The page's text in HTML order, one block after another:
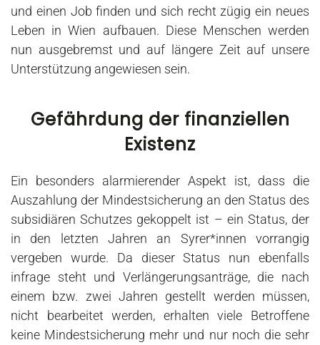
und einen Job finden und sich recht zügig ein neues
Leben in Wien aufbauen. Diese Menschen werden
nun ausgebremst und auf längere Zeit auf unsere
Unterstützung angewiesen sein.
Gefährdung der finanziellen
Existenz
Ein besonders alarmierender Aspekt ist, dass die
Auszahlung der Mindestsicherung an den Status des
subsidiären Schutzes gekoppelt ist – ein Status, der
in den letzten Jahren an Syrer*innen vorrangig
vergeben wurde. Da dieser Status nun ebenfalls
infrage steht und Verlängerungsanträge, die nach
einem bzw. zwei Jahren gestellt werden müssen,
nicht bearbeitet werden, erhalten viele Betroffene
keine Mindestsicherung mehr und nur noch die sehr